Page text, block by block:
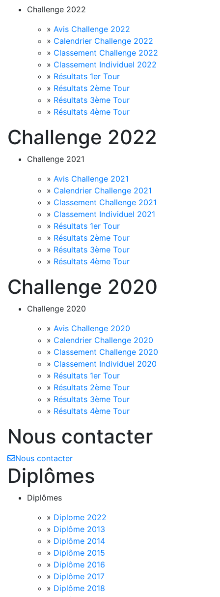
Challenge 2022
» Avis Challenge 2022
» Calendrier Challenge 2022
» Classement Challenge 2022
» Classement Individuel 2022
» Résultats 1er Tour
» Résultats 2ème Tour
» Résultats 3ème Tour
» Résultats 4ème Tour
Challenge 2022
Challenge 2021
» Avis Challenge 2021
» Calendrier Challenge 2021
» Classement Challenge 2021
» Classement Individuel 2021
» Résultats 1er Tour
» Résultats 2ème Tour
» Résultats 3ème Tour
» Résultats 4ème Tour
Challenge 2020
Challenge 2020
» Avis Challenge 2020
» Calendrier Challenge 2020
» Classement Challenge 2020
» Classement Individuel 2020
» Résultats 1er Tour
» Résultats 2ème Tour
» Résultats 3ème Tour
» Résultats 4ème Tour
Nous contacter
Nous contacter
Diplômes
Diplômes
» Diplome 2022
» Diplôme 2013
» Diplôme 2014
» Diplôme 2015
» Diplôme 2016
» Diplôme 2017
» Diplôme 2018